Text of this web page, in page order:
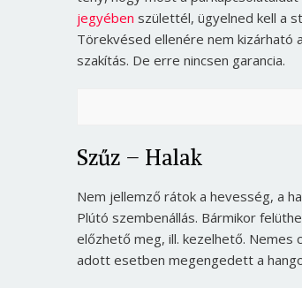
jegyében születtél, ügyelned kell a
Törekvésed ellenére nem kizárható
szakítás. De erre nincsen garancia.
Szűz – Halak
Nem jellemző rátok a hevesség, a
Plútó szembenállás. Bármikor
előzhető meg, ill. kezelhető.
adott esetben megengedett a